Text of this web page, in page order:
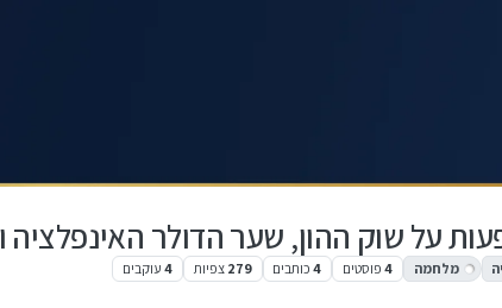
על שוק ההון, שער הדולר האינפלציה
מלחמה 4 פוסטים 4 כותבים 279 צפיות 4 עוקבים